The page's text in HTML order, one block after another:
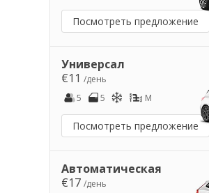
Посмотреть предложение
Универсал
€11 /день
5
5 M
Посмотреть предложение
Автоматическая
€17 /день